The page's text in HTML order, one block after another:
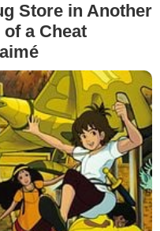
Store in Another
a Cheat